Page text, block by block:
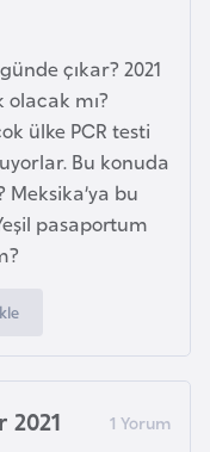
çıkar? 2021
olacak mı?
ülke PCR testi
Bu konuda
bu
pasaportum
2021